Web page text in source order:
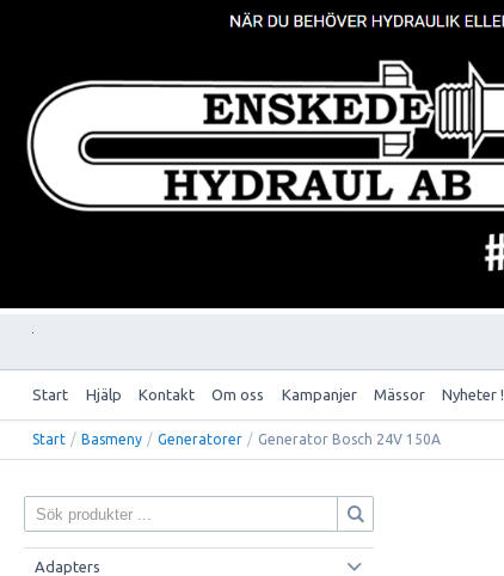
Start Hjälp Kontakt Om oss Kampanjer Mässor Nyheter !
Start / Basmeny / Generatorer / Generator Bosch 24V 150A
Adapters